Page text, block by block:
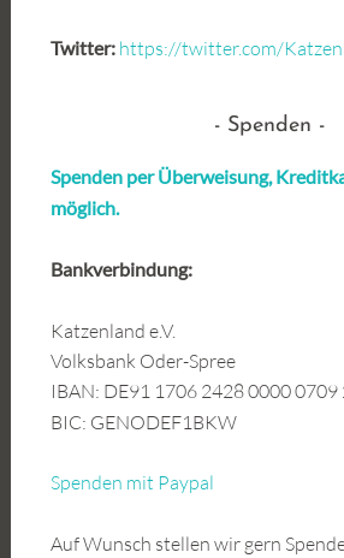
Twitter: https://twitter.com/
Spenden
Spenden per Überweisung,
möglich.
Bankverbindung:
Katzenland e.V.
Volksbank Oder-Spree
IBAN: DE91 1706 2428 0000 0709
BIC: GENODEF1BKW
Spenden mit Paypal
Auf Wunsch stellen wir gern